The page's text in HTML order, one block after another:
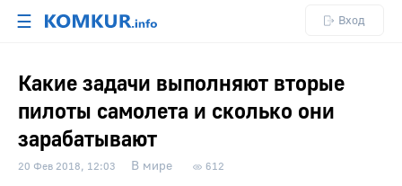
☰ Вход
Какие задачи выполняют вторые
пилоты самолета и сколько они
зарабатывают
20 Фев 2018, 12:03 В мире 612